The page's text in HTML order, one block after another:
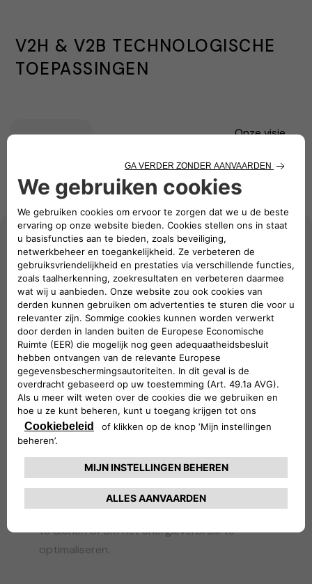
V2H & V2B TECHNOLOGISCHE
TOEPASSINGEN
ze?
voordelen
Onze visie
en V2B-
oplossingen
Wat zijn V2H- en V2B-
technologieën?
Vehicle-to-Home (V2H)enVehicle-to-
Building (V2B)zijn onderdelen van de
bredere Vehicle-to-Everything (V2X)
technologie, gericht op het gebruik van
elektrische voertuigen (EV's) als mobiele
energiebronnen voor respectievelijk huizen en
gebouwen. Deze technologieën maken
gebruik van het concept van bidirectioneel
opladen om de energieoverdracht van de EV-
batterij terug naar een huis of gebouw te
vergemakkelijken, om als back-up energiebron
te dienen of om het energieverbruik te
optimaliseren.